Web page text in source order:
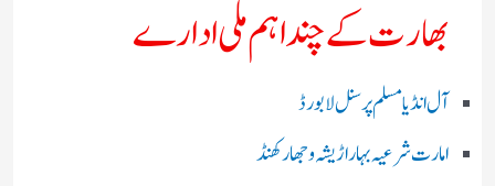
بھارت کے چند اہم ملی ادارے
آل انڈیا مسلم پرسنل لا بورڈ
امارت شرعیہ بہار اڑیشہ و جھارکھنڈ